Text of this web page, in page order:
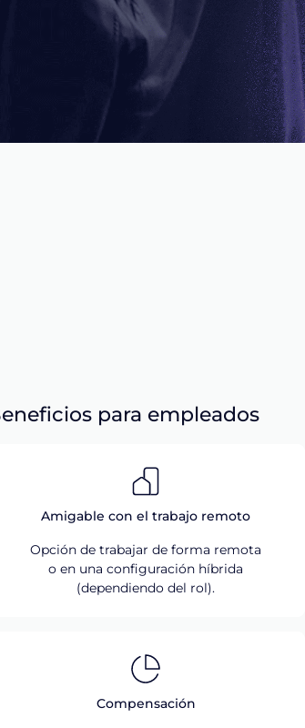
para empleados
Amigable con el trabajo remoto
Opción de trabajar de forma remota
o en una configuración híbrida
(dependiendo del rol).
Compensación